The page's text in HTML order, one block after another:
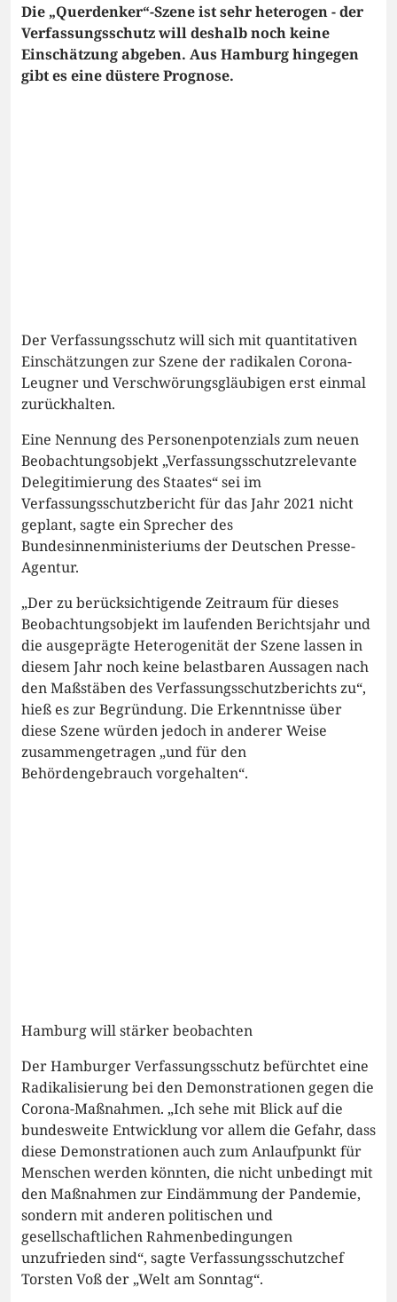
Die „Querdenker“-Szene ist sehr heterogen - der
Verfassungsschutz will deshalb noch keine
Einschätzung abgeben. Aus Hamburg hingegen
gibt es eine düstere Prognose.
Der Verfassungsschutz will sich mit quantitativen
Einschätzungen zur Szene der radikalen Corona-
Leugner und Verschwörungsgläubigen erst einmal
zurückhalten.
Eine Nennung des Personenpotenzials zum neuen
Beobachtungsobjekt „Verfassungsschutzrelevante
Delegitimierung des Staates“ sei im
Verfassungsschutzbericht für das Jahr 2021 nicht
geplant, sagte ein Sprecher des
Bundesinnenministeriums der Deutschen Presse-
Agentur.
„Der zu berücksichtigende Zeitraum für dieses
Beobachtungsobjekt im laufenden Berichtsjahr und
die ausgeprägte Heterogenität der Szene lassen in
diesem Jahr noch keine belastbaren Aussagen nach
den Maßstäben des Verfassungsschutzberichts zu“,
hieß es zur Begründung. Die Erkenntnisse über
diese Szene würden jedoch in anderer Weise
zusammengetragen „und für den
Behördengebrauch vorgehalten“.
Hamburg will stärker beobachten
Der Hamburger Verfassungsschutz befürchtet eine
Radikalisierung bei den Demonstrationen gegen die
Corona-Maßnahmen. „Ich sehe mit Blick auf die
bundesweite Entwicklung vor allem die Gefahr, dass
diese Demonstrationen auch zum Anlaufpunkt für
Menschen werden könnten, die nicht unbedingt mit
den Maßnahmen zur Eindämmung der Pandemie,
sondern mit anderen politischen und
gesellschaftlichen Rahmenbedingungen
unzufrieden sind“, sagte Verfassungsschutzchef
Torsten Voß der „Welt am Sonntag“.